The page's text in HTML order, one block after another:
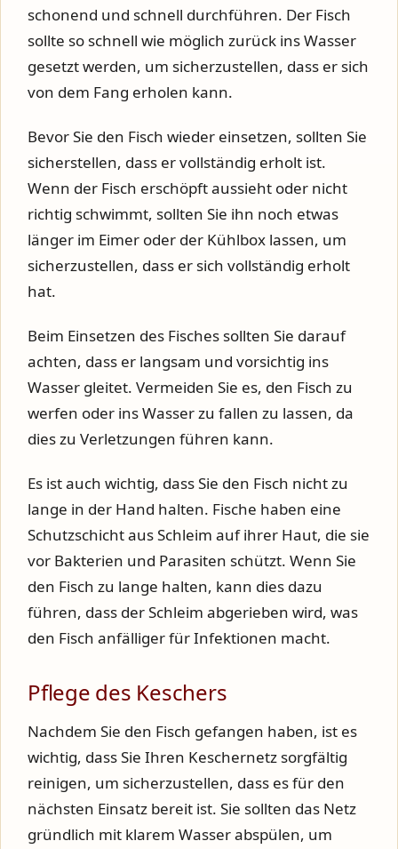
schonend und schnell durchführen. Der Fisch
sollte so schnell wie möglich zurück ins Wasser
gesetzt werden, um sicherzustellen, dass er sich
von dem Fang erholen kann.
Bevor Sie den Fisch wieder einsetzen, sollten Sie
sicherstellen, dass er vollständig erholt ist.
Wenn der Fisch erschöpft aussieht oder nicht
richtig schwimmt, sollten Sie ihn noch etwas
länger im Eimer oder der Kühlbox lassen, um
sicherzustellen, dass er sich vollständig erholt
hat.
Beim Einsetzen des Fisches sollten Sie darauf
achten, dass er langsam und vorsichtig ins
Wasser gleitet. Vermeiden Sie es, den Fisch zu
werfen oder ins Wasser zu fallen zu lassen, da
dies zu Verletzungen führen kann.
Es ist auch wichtig, dass Sie den Fisch nicht zu
lange in der Hand halten. Fische haben eine
Schutzschicht aus Schleim auf ihrer Haut, die sie
vor Bakterien und Parasiten schützt. Wenn Sie
den Fisch zu lange halten, kann dies dazu
führen, dass der Schleim abgerieben wird, was
den Fisch anfälliger für Infektionen macht.
Pflege des Keschers
Nachdem Sie den Fisch gefangen haben, ist es
wichtig, dass Sie Ihren Keschernetz sorgfältig
reinigen, um sicherzustellen, dass es für den
nächsten Einsatz bereit ist. Sie sollten das Netz
gründlich mit klarem Wasser abspülen, um